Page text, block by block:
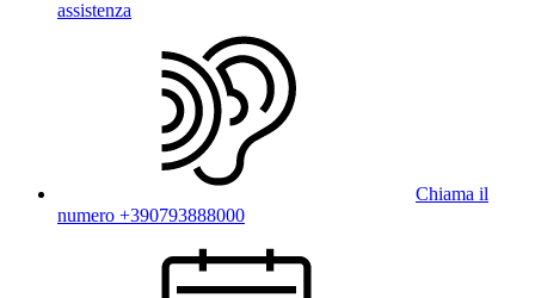
assistenza
Chiama il
numero +390793888000